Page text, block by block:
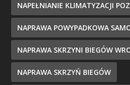
NAPEŁNIANIE KLIMATYZACJI
NAPRAWA POWYPADKOWA
NAPRAWA SKRZYNI BIEGÓW
NAPRAWA SKRZYŃ BIEGÓW